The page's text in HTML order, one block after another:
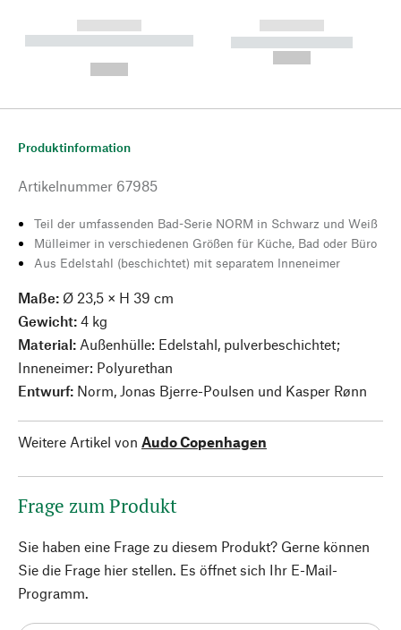
------------
----------- ----------- --------
------------
----------- -----------
Produktinformation
Artikelnummer 67985
Teil der umfassenden Bad-Serie NORM in Schwarz und Weiß
Mülleimer in verschiedenen Größen für Küche, Bad oder Büro
Aus Edelstahl (beschichtet) mit separatem Inneneimer
Maße: Ø 23,5 × H 39 cm
Gewicht: 4 kg
Material: Außenhülle: Edelstahl, pulverbeschichtet;
Inneneimer: Polyurethan
Entwurf: Norm, Jonas Bjerre-Poulsen und Kasper Rønn
Weitere Artikel von Audo Copenhagen
Frage zum Produkt
Sie haben eine Frage zu diesem Produkt? Gerne können
Sie die Frage hier stellen. Es öffnet sich Ihr E-Mail-
Programm.